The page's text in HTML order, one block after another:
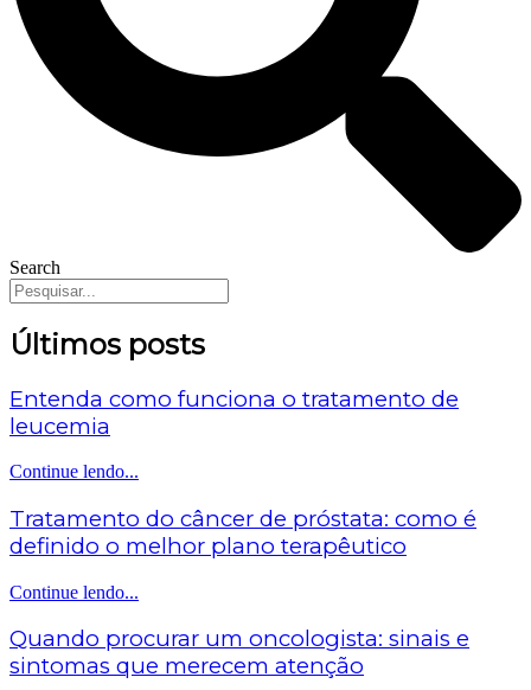
Search
Últimos posts
Entenda como funciona o tratamento de
leucemia
Continue lendo...
Tratamento do câncer de próstata: como é
definido o melhor plano terapêutico
Continue lendo...
Quando procurar um oncologista: sinais e
sintomas que merecem atenção